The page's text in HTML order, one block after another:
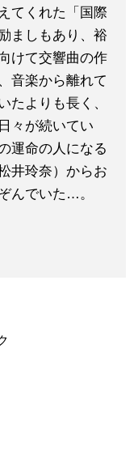
てくれた「国際
ましもあり、裕
けて交響曲の作
音楽から離れて
たよりも長く、
々が続いてい
運命の人になる
井玲奈）からお
んでいた…。